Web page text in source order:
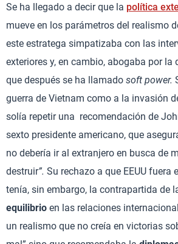
Se ha llegado a decir que la política
mueve en los parámetros del realismo
este estratega simpatizaba con las
exteriores y, en cambio, abogaba por
que después se ha llamado soft power.
guerra de Vietnam como a la invasión
solía repetir una recomendación de
sexto presidente americano, que
no debería ir al extranjero en busca de
destruir”. Su rechazo a que EEUU fuera
tenía, sin embargo, la contrapartida de
equilibrio en las relaciones
un realismo que no creía en victorias